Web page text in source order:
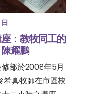
：教牧同工的
耀鵬
部於2008年5月
希真牧師在市區校